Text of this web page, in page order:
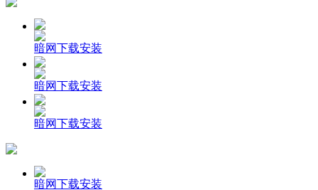
暗网下载安装
暗网下载安装
暗网下载安装
暗网下载安装